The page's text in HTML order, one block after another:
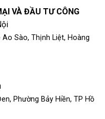
VÀ ĐẦU TƯ CÔNG
Sào, Thịnh Liệt, Hoàng
Phường Bảy Hiền, TP Hồ